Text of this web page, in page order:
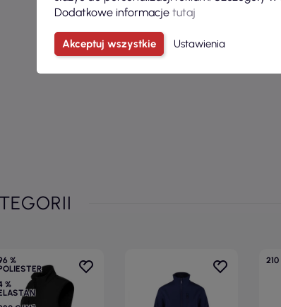
%
%
Dodatkowe informacje tutaj
Akceptuj wszystkie Ustawienia